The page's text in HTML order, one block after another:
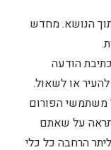
הנושא. מחדש
הודעה
או לשאול.
משתמשי הפורום
על שאתם
הרחבה כל כלי